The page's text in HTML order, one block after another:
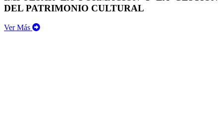
DEL PATRIMONIO CULTURAL
Ver Más